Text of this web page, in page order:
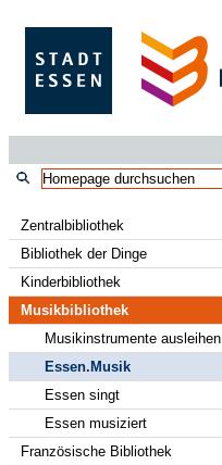
Zentralbibliothek
Bibliothek der Dinge
Kinderbibliothek
Musikbibliothek
Musikinstrumente ausleihen
Essen.Musik
Essen singt
Essen musiziert
Französische Bibliothek